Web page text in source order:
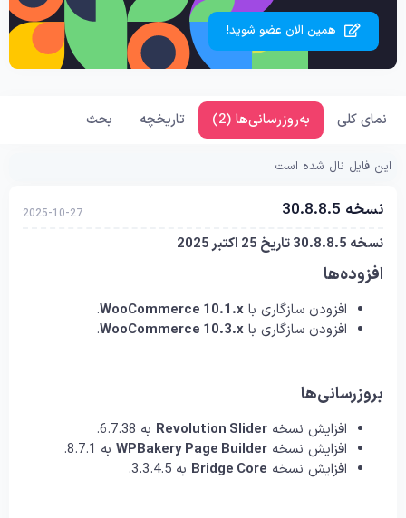
همین الان عضو شوید!
نمای کلی به‌روزرسانی‌ها (2) تاریخچه بحث
این فایل نال شده است
نسخه 30.8.8.5 2025-10-27
نسخه 30.8.8.5 تاریخ 25 اکتبر 2025
افزوده‌ها
افزودن سازگاری با WooCommerce 10.1.x
.
افزودن سازگاری با WooCommerce 10.3.x
.
بروزرسانی‌ها
افزایش نسخه Revolution Slider به 6.7.38.
افزایش نسخه WPBakery Page Builder به 8.7.1.
افزایش نسخه Bridge Core به 3.3.4.5.